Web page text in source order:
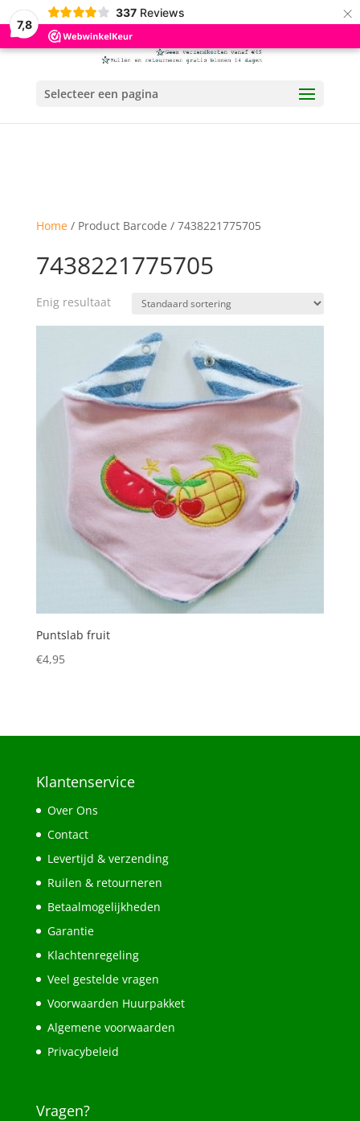
7,8
337 Reviews ×
Selecteer een pagina
Home/ Product Barcode / 7438221775705
7438221775705
Enig resultaat
Puntslab fruit
€4,95
Klantenservice
Over Ons
Contact
Levertijd & verzending
Ruilen & retourneren
Betaalmogelijkheden
Garantie
Klachtenregeling
Veel gestelde vragen
Voorwaarden Huurpakket
Algemene voorwaarden
Privacybeleid
Vragen?